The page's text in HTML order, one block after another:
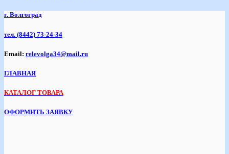
г. Волгоград
тел. (8442) 73-24-34
Email: relevolga34@mail.ru
ГЛАВНАЯ
КАТАЛОГ ТОВАРА
ОФОРМИТЬ ЗАЯВКУ